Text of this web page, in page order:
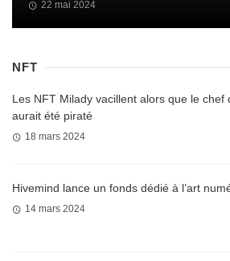
22 mai 2024
NFT
Les NFT Milady vacillent alors que le chef
aurait été piraté
18 mars 2024
Hivemind lance un fonds dédié à l’art
14 mars 2024